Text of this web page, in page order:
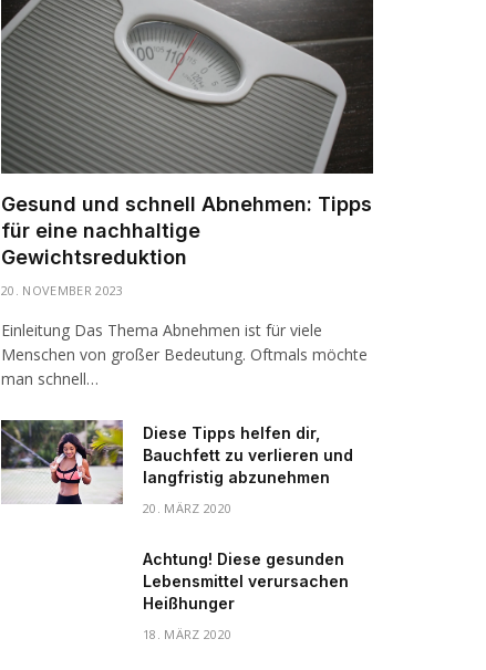
Gesund und schnell Abnehmen: Tipps
für eine nachhaltige
Gewichtsreduktion
20. NOVEMBER 2023
Einleitung Das Thema Abnehmen ist für viele
Menschen von großer Bedeutung. Oftmals möchte
man schnell…
Diese Tipps helfen dir,
Bauchfett zu verlieren und
langfristig abzunehmen
20. MÄRZ 2020
Achtung! Diese gesunden
Lebensmittel verursachen
Heißhunger
18. MÄRZ 2020